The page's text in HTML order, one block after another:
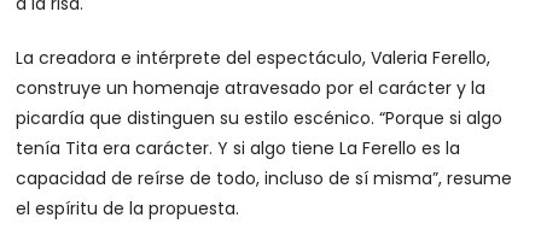
La creadora e intérprete del espectáculo, Valeria Ferello,
construye un homenaje atravesado por el carácter y la
picardía que distinguen su estilo escénico. “Porque si algo
tenía Tita era carácter. Y si algo tiene La Ferello es la
capacidad de reírse de todo, incluso de sí misma”, resume
el espíritu de la propuesta.